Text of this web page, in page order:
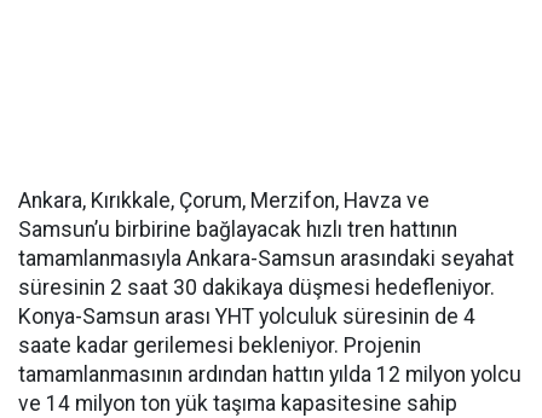
Ankara, Kırıkkale, Çorum, Merzifon, Havza ve
Samsun’u birbirine bağlayacak hızlı tren hattının
tamamlanmasıyla Ankara-Samsun arasındaki seyahat
süresinin 2 saat 30 dakikaya düşmesi hedefleniyor.
Konya-Samsun arası YHT yolculuk süresinin de 4
saate kadar gerilemesi bekleniyor. Projenin
tamamlanmasının ardından hattın yılda 12 milyon yolcu
ve 14 milyon ton yük taşıma kapasitesine sahip